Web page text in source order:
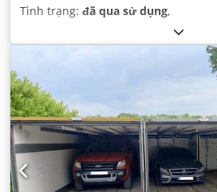
Tình trạng: đã qua sử dụng,